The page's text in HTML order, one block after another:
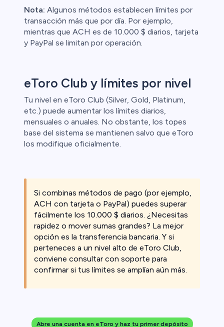
Nota: Algunos métodos establecen límites por
transacción más que por día. Por ejemplo,
mientras que ACH es de 10.000 $ diarios, tarjeta
y PayPal se limitan por operación.
eToro Club y límites por nivel
Tu nivel en eToro Club (Silver, Gold, Platinum,
etc.) puede aumentar los límites diarios,
mensuales o anuales. No obstante, los topes
base del sistema se mantienen salvo que eToro
los modifique oficialmente.
Si combinas métodos de pago (por ejemplo,
ACH con tarjeta o PayPal) puedes superar
fácilmente los 10.000 $ diarios. ¿Necesitas
rapidez o mover sumas grandes? La mejor
opción es la transferencia bancaria. Y si
perteneces a un nivel alto de eToro Club,
conviene consultar con soporte para
confirmar si tus límites se amplían aún más.
Abre una cuenta en eToro y haz tu primer depósito